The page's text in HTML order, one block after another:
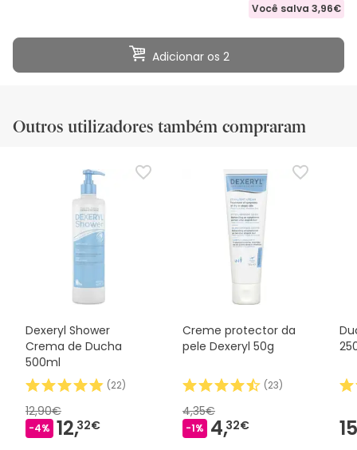
Você salva 3,96€
Adicionar os 2
Outros utilizadores também compraram
Dexeryl Shower
Crema de Ducha
500ml
(22)
12,90€
-4% 12,32€
Creme protector da
pele Dexeryl 50g
(23)
4,35€
-1% 4,32€